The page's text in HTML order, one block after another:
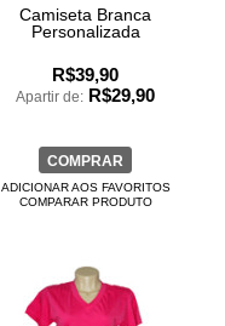
Camiseta Branca
Personalizada
R$39,90
Apartir de: R$29,90
COMPRAR
ADICIONAR AOS FAVORITOS
COMPARAR PRODUTO